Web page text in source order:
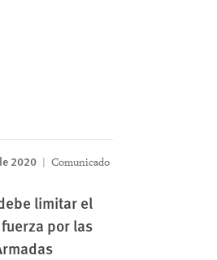
2020
Comunicado
limitar el
por las